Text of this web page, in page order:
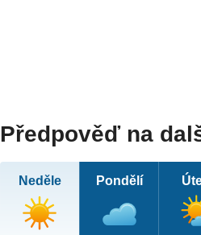
Předpověď na
Neděle Pondělí